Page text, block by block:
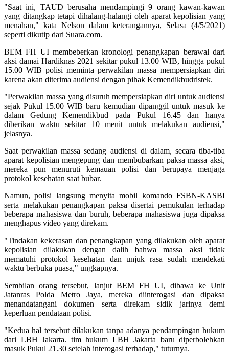
"Saat ini, TAUD berusaha mendampingi 9 orang kawan-kawan
yang ditangkap tetapi dihalang-halangi oleh aparat kepolisian yang
menahan," kata Nelson dalam keterangannya, Selasa (4/5/2021)
seperti dikutip dari Suara.com.
BEM FH UI membeberkan kronologi penangkapan berawal dari
aksi damai Hardiknas 2021 sekitar pukul 13.00 WIB, hingga pukul
15.00 WIB polisi meminta perwakilan massa mempersiapkan diri
karena akan diterima audiensi dengan pihak Kemendikbudristek.
"Perwakilan massa yang disuruh mempersiapkan diri untuk audiensi
sejak Pukul 15.00 WIB baru kemudian dipanggil untuk masuk ke
dalam Gedung Kemendikbud pada Pukul 16.45 dan hanya
diberikan waktu sekitar 10 menit untuk melakukan audiensi,"
jelasnya.
Saat perwakilan massa sedang audiensi di dalam, secara tiba-tiba
aparat kepolisian mengepung dan membubarkan paksa massa aksi,
mereka pun menuruti kemauan polisi dan berupaya menjaga
protokol kesehatan saat bubar.
Namun, polisi langsung menyita mobil komando FSBN-KASBI
serta melakukan penangkapan paksa disertai pemukulan terhadap
beberapa mahasiswa dan buruh, beberapa mahasiswa juga dipaksa
menghapus video yang direkam.
"Tindakan kekerasan dan penangkapan yang dilakukan oleh aparat
kepolisian dilakukan dengan dalih bahwa massa aksi tidak
mematuhi protokol kesehatan dan unjuk rasa sudah mendekati
waktu berbuka puasa," ungkapnya.
Sembilan orang tersebut, lanjut BEM FH UI, dibawa ke Unit
Jatanras Polda Metro Jaya, mereka diinterogasi dan dipaksa
menandatangani dokumen serta direkam sidik jarinya demi
keperluan pendataan polisi.
"Kedua hal tersebut dilakukan tanpa adanya pendampingan hukum
dari LBH Jakarta. tim hukum LBH Jakarta baru diperbolehkan
masuk Pukul 21.30 setelah interogasi terhadap," tuturnya.